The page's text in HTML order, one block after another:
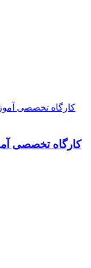
کارگاه تخصصی